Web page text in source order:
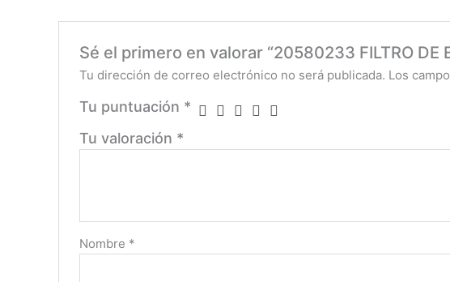
Sé el primero en valorar “20580233 FILTRO DE
Tu dirección de correo electrónico no será publicada. Los
Tu puntuación *
Tu valoración *
Nombre *